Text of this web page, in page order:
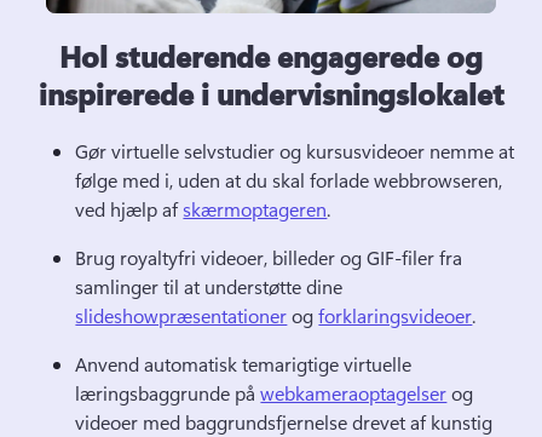
Hol studerende engagerede og
inspirerede i undervisningslokalet
Gør virtuelle selvstudier og kursusvideoer nemme at
følge med i, uden at du skal forlade webbrowseren,
ved hjælp af skærmoptageren.
Brug royaltyfri videoer, billeder og GIF-filer fra
samlinger til at understøtte dine
slideshowpræsentationer og forklaringsvideoer.
Anvend automatisk temarigtige virtuelle
læringsbaggrunde på webkameraoptagelser og
videoer med baggrundsfjernelse drevet af kunstig